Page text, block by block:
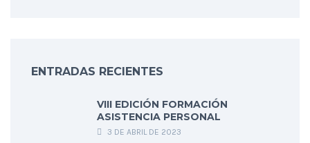
ENTRADAS RECIENTES
VIII EDICIÓN FORMACIÓN
ASISTENCIA PERSONAL
3 DE ABRIL DE 2023